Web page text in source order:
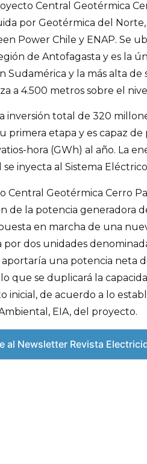
Central Geotérmica
por Geotérmica del Norte,
Power Chile y ENAP. Se
de Antofagasta y es la
Sudamérica y la más alta de
a 4.500 metros sobre el
inversión total de 320
primera etapa y es capaz
hora (GWh) al año. La
inyecta al Sistema
Central Geotérmica Cerro
de la potencia generadora
en marcha de una
dos unidades
una potencia neta
que se duplicará la
inicial, de acuerdo a lo
EIA, del proyecto.
al Newsletter Revista